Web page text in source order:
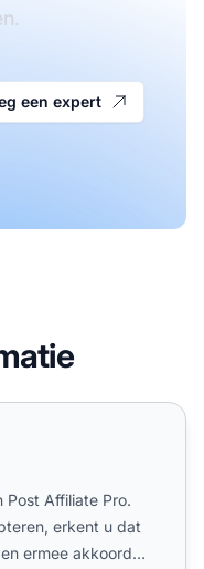
een expert
Post Affiliate Pro.
erkent u dat
ermee akkoord